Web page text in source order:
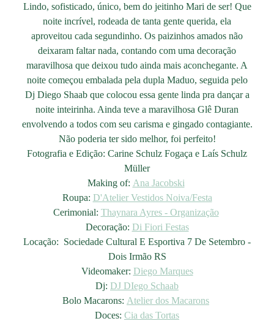
Lindo, sofisticado, único, bem do jeitinho Mari de ser! Que
noite incrível, rodeada de tanta gente querida, ela
aproveitou cada segundinho. Os paizinhos amados não
deixaram faltar nada, contando com uma decoração
maravilhosa que deixou tudo ainda mais aconchegante. A
noite começou embalada pela dupla Maduo, seguida pelo
Dj Diego Shaab que colocou essa gente linda pra dançar a
noite inteirinha. Ainda teve a maravilhosa Glê Duran
envolvendo a todos com seu carisma e gingado contagiante.
Não poderia ter sido melhor, foi perfeito!
Fotografia e Edição: Carine Schulz Fogaça e Laís Schulz
Müller
Making of: Ana Jacobski
Roupa: D'Atelier Vestidos Noiva/Festa
Cerimonial: Thaynara Ayres - Organização
Decoração: Di Fiori Festas
Locação: Sociedade Cultural E Esportiva 7 De Setembro -
Dois Irmão RS
Videomaker: Diego Marques
Dj: DJ DIego Schaab
Bolo Macarons: Atelier dos Macarons
Doces: Cia das Tortas